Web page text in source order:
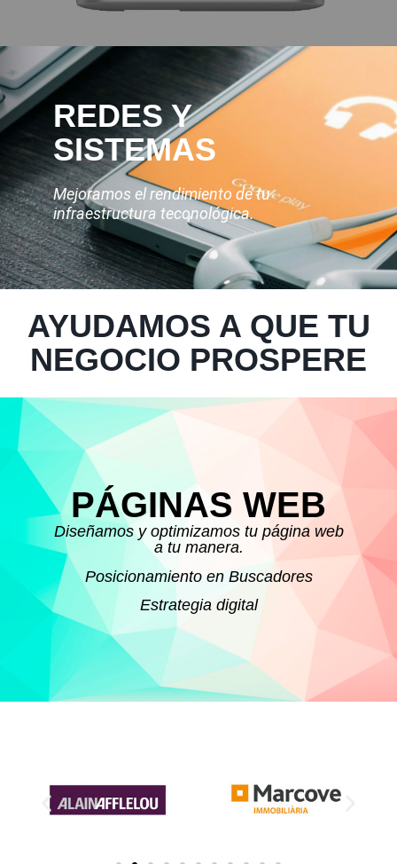
REDES Y
SISTEMAS
Mejoramos el rendimiento de tu
infraestructura teconológica.
AYUDAMOS A QUE TU
NEGOCIO PROSPERE
PÁGINAS WEB
Diseñamos y optimizamos tu página web
a tu manera.
Posicionamiento en Buscadores
Estrategia digital